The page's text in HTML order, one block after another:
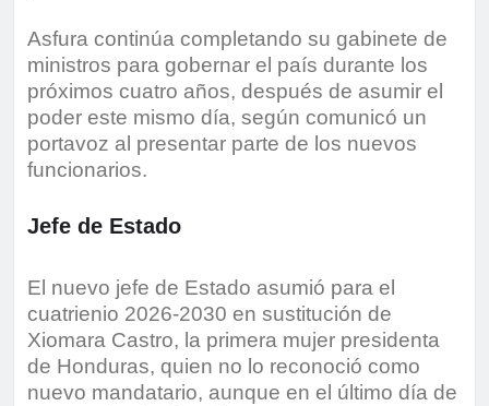
Asfura continúa completando su gabinete de
ministros para gobernar el país durante los
próximos cuatro años, después de asumir el
poder este mismo día, según comunicó un
portavoz al presentar parte de los nuevos
funcionarios.
Jefe de Estado
El nuevo jefe de Estado asumió para el
cuatrienio 2026-2030 en sustitución de
Xiomara Castro, la primera mujer presidenta
de Honduras, quien no lo reconoció como
nuevo mandatario, aunque en el último día de